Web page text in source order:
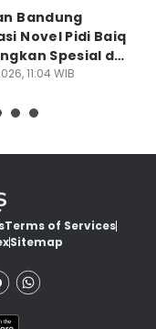
Bandung
Novel Pidi Baiq
Spesial di
11:04 WIB
Terms of Services
Sitemap